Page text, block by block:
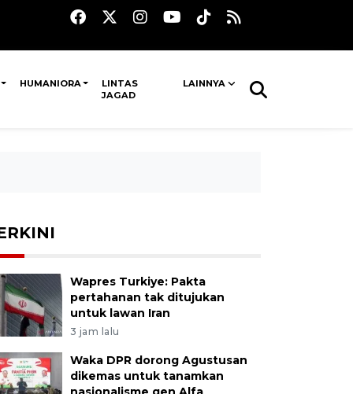
HUMANIORA
LINTAS
JAGAD
LAINNYA
Wapres Turkiye: Pakta
pertahanan tak ditujukan
untuk lawan Iran
3 jam lalu
Waka DPR dorong Agustusan
dikemas untuk tanamkan